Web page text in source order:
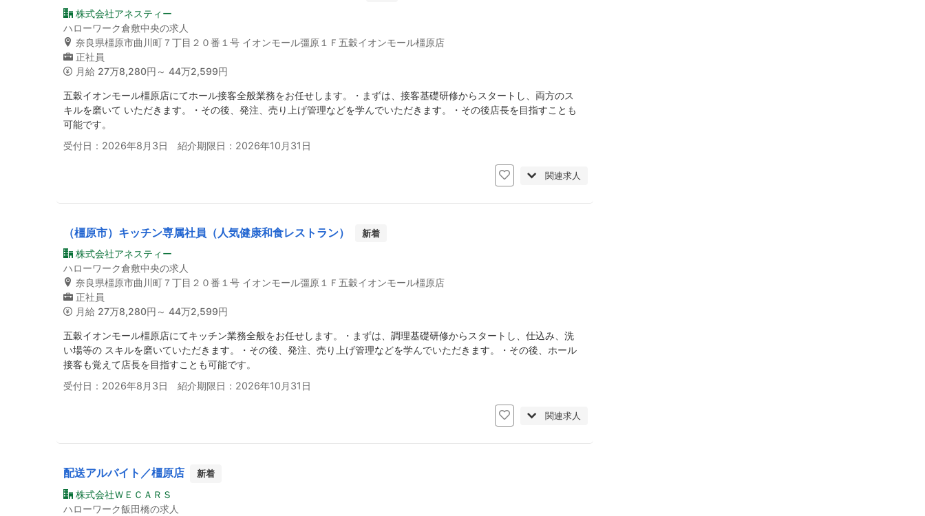
株式会社アネスティー
ハローワーク倉敷中央の求人
奈良県橿原市曲川町７丁目２０番１号 イオンモール彊原１Ｆ五穀イオンモール橿原店
正社員
月給 27万8,280円～ 44万2,599円
五穀イオンモール橿原店にてホール接客全般業務をお任せします。・まずは、接客基礎研修からスタートし、両方のス
キルを磨いて いただきます。・その後、発注、売り上げ管理などを学んでいただきます。・その後店長を目指すことも
可能です。
受付日：2026年8月3日 紹介期限日：2026年10月31日
関連求人
（橿原市）キッチン専属社員（人気健康和食レストラン） 新着
株式会社アネスティー
ハローワーク倉敷中央の求人
奈良県橿原市曲川町７丁目２０番１号 イオンモール彊原１Ｆ五穀イオンモール橿原店
正社員
月給 27万8,280円～ 44万2,599円
五穀イオンモール橿原店にてキッチン業務全般をお任せします。・まずは、調理基礎研修からスタートし、仕込み、洗
い場等の スキルを磨いていただきます。・その後、発注、売り上げ管理などを学んでいただきます。・その後、ホール
接客も覚えて店長を目指すことも可能です。
受付日：2026年8月3日 紹介期限日：2026年10月31日
関連求人
配送アルバイト／橿原店 新着
株式会社ＷＥＣＡＲＳ
ハローワーク飯田橋の求人